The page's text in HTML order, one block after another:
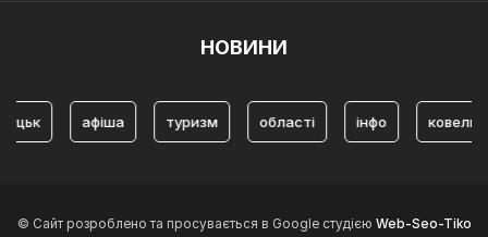
НОВИНИ
афіша туризм області ковель
© Сайт розроблено та просувається в Google студією Web-Seo-Tiko